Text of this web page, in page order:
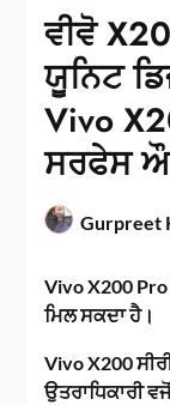
ਵੀਵੋ
ਯੂਨਿਟ
Vivo
ਸਰਫੇਸ
Gurpreet
Vivo X200
ਮਿਲ ਸਕਦਾ ਹੈ।
Vivo X200
ਉਤਰਾਧਿਕਾਰੀ